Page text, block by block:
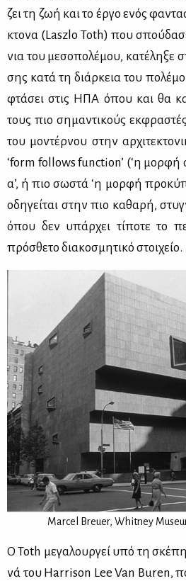
ζει τη ζωή και το έρ­γο ενός
κτο­να (Laszlo Toth) που
νια του με­σο­πο­λέ­μου, κα­τέ­λη­ξε
σης κα­τά τη διάρ­κεια του
φτά­σει στις ΗΠΑ όπου και θα
τους πιο ση­μα­ντι­κούς
του μο­ντέρ­νου στην
‘form follows function’ (‘η μορ­φή
α’, ή πιο σω­στά ‘η μορ­φή
οδη­γεί­ται στην πιο κα­θα­ρή,
όπου δεν υπάρ­χει τί­πο­τε το
πρό­σθε­το δια­κο­σμη­τι­κό στοι­χείο.
Marcel Breuer, Whitney
Ο Toth με­γα­λουρ­γεί υπό τη
νά του Harrison Lee Van Buren,